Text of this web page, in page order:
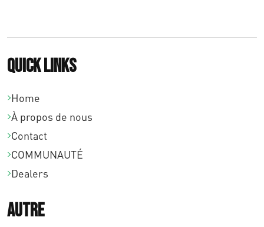
Quick links
Home
À propos de nous
Contact
COMMUNAUTÉ
Dealers
Autre